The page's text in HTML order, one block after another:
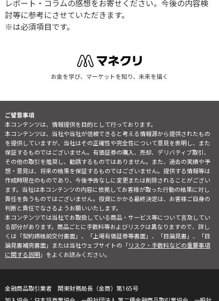
レポート・コラムの感想をお寄せください。今後の内容検
討等に参考にさせていただきます。
※は必須項目です。
お金を学び、マーケットを知り、未来を描く
ご留意事項
本コンテンツは、情報提供を目的として行っております。
本コンテンツは、当社や当社が信頼できると考える情報源から提供されたもの
を提供していますが、当社はその正確性や完全性について意見を表明し、また
保証するものではございません。有価証券の購入、売却、デリバティブ取引、
その他の取引を推奨し、勧誘するものではありません。また、過去の実績や予
想・意見は、将来の結果を保証するものではございません。提供する情報等は
作成時現在のものであり、今後予告なしに変更または削除されることがござい
ます。当社は本コンテンツの内容に依拠してお客様が取った行動の結果に対し
責任を負うものではございません。投資にかかる最終決定は、お客様ご自身の
判断と責任でなさるようお願いいたします。
本コンテンツでは当社でお取扱している商品・サービス等について言及してい
る部分があります。商品ごとに手数料等およびリスクは異なりますので、詳し
くは「契約締結前交付書面」、「上場有価証券等書面」、「目論見書」、「目
論見書補完書面」または当社ウェブサイトの「リスク・手数料などの重要事項
に関する説明」をよくお読みください。
金融商品取引業者 関東財務局長（金商）第165号